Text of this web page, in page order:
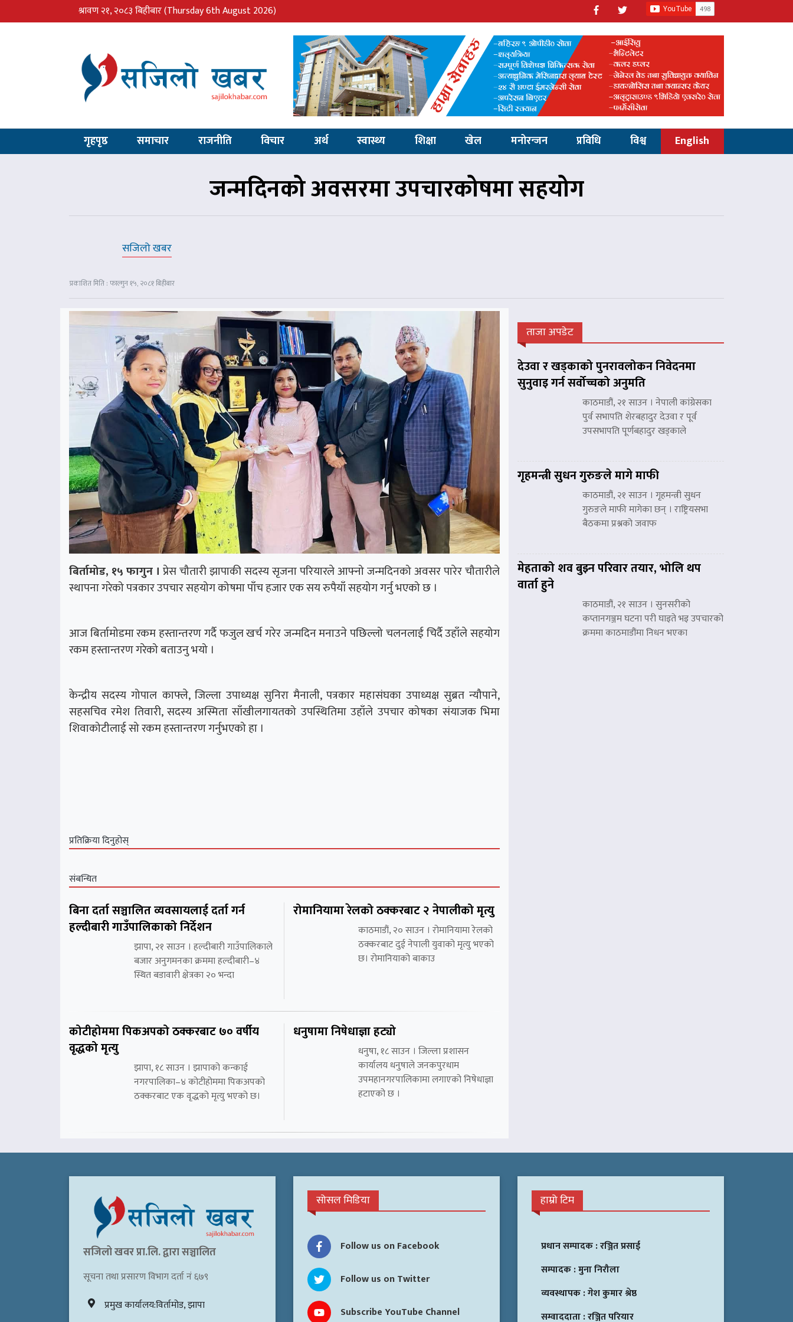
श्रावण २१, २०८३ बिहीबार(Thursday 6th August 2026)
गृहपृष्ठ समाचार राजनीति विचार अर्थ स्वास्थ्य शिक्षा खेल मनोरन्जन प्रविधि विश्व English
जन्मदिनको अवसरमा उपचारकोषमा सहयोग
सजिलो खबर
प्रकाशित मिति : फाल्गुन १५, २०८१ बिहीबार
बिर्तामोड, १५ फागुन । प्रेस चौतारी झापाकी सदस्य सृजना परियारले आफ्नो जन्मदिनको अवसर पारेर चौतारीले
स्थापना गरेको पत्रकार उपचार सहयोग कोषमा पाँच हजार एक सय रुपैयाँ सहयोग गर्नु भएको छ ।
आज बिर्तामोडमा रकम हस्तान्तरण गर्दै फजुल खर्च गरेर जन्मदिन मनाउने पछिल्लो चलनलाई चिर्दै उहाँले सहयोग
रकम हस्तान्तरण गरेको बताउनु भयो ।
केन्द्रीय सदस्य गोपाल काफ्ले, जिल्ला उपाध्यक्ष सुनिरा मैनाली, पत्रकार महासंघका उपाध्यक्ष सुब्रत न्यौपाने,
सहसचिव रमेश तिवारी, सदस्य अस्मिता साँखीलगायतको उपस्थितिमा उहाँले उपचार कोषका संयाजक भिमा
शिवाकोटीलाई सो रकम हस्तान्तरण गर्नुभएको हा ।
प्रतिक्रिया दिनुहोस्
संबन्धित
बिना दर्ता सञ्चालित व्यवसायलाई दर्ता गर्न
हल्दीबारी गाउँपालिकाको निर्देशन
झापा, २१ साउन । हल्दीबारी गाउँपालिकाले
बजार अनुगमनका क्रममा हल्दीबारी–४
स्थित बडावारी क्षेत्रका २० भन्दा
रोमानियामा रेलको ठक्करबाट २ नेपालीको मृत्यु
काठमाडौं, २० साउन । रोमानियामा रेलको
ठक्करबाट दुई नेपाली युवाको मृत्यु भएको
छ। रोमानियाको बाकाउ
कोटीहोममा पिकअपको ठक्करबाट ७० वर्षीय
वृद्धको मृत्यु
झापा, १८ साउन । झापाको कन्काई
नगरपालिका–४ कोटीहोममा पिकअपको
ठक्करबाट एक वृद्धको मृत्यु भएको छ।
धनुषामा निषेधाज्ञा हट्यो
धनुषा, १८ साउन । जिल्ला प्रशासन
कार्यालय धनुषाले जनकपुरधाम
उपमहानगरपालिकामा लगाएको निषेधाज्ञा
हटाएको छ ।
ताजा अपडेट
देउवा र खड्काको पुनरावलोकन निवेदनमा
सुनुवाइ गर्न सर्वोच्चको अनुमति
काठमाडौं, २१ साउन । नेपाली कांग्रेसका
पुर्व सभापति शेरबहादुर देउवा र पूर्व
उपसभापति पूर्णबहादुर खड्काले
गृहमन्त्री सुधन गुरुङले मागे माफी
काठमाडौं, २१ साउन । गृहमन्त्री सुधन
गुरुङले माफी मागेका छन् । राष्ट्रियसभा
बैठकमा प्रश्नको जवाफ
मेहताको शव बुझ्न परिवार तयार, भोलि थप
वार्ता हुने
काठमाडौं, २१ साउन । सुनसरीको
कप्तानगञ्जम घटना परी घाइते भइ उपचारको
क्रममा काठमाडौंमा निधन भएका
सजिलो खवर प्रा.लि. द्वारा सञ्चालित
सूचना तथा प्रसारण विभाग दर्ता नं ६७९
प्रमुख कार्यालय:विर्तामोड, झापा
सोसल मिडिया
Follow us on Facebook
Follow us on Twitter
Subscribe YouTube Channel
हाम्रो टिम
प्रधान सम्पादक :रञ्जित प्रसाई
सम्पादक :मुना निरौला
व्यवस्थापक :गेश कुमार श्रेष्ठ
सम्वाददाता :रञ्जित परियार